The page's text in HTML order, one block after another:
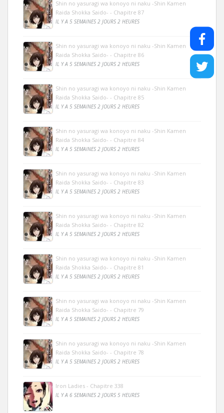
Shin no yasuragi wa konoyo ni naku -Shin Kamen
Raida Shokka Saido- - Chapitre 87
IL Y A 5 SEMAINES 2 JOURS 2 HEURES
Shin no yasuragi wa konoyo ni naku -Shin Kamen
Raida Shokka Saido- - Chapitre 86
IL Y A 5 SEMAINES 2 JOURS 2 HEURES
Shin no yasuragi wa konoyo ni naku -Shin Kamen
Raida Shokka Saido- - Chapitre 85
IL Y A 5 SEMAINES 2 JOURS 2 HEURES
Shin no yasuragi wa konoyo ni naku -Shin Kamen
Raida Shokka Saido- - Chapitre 84
IL Y A 5 SEMAINES 2 JOURS 2 HEURES
Shin no yasuragi wa konoyo ni naku -Shin Kamen
Raida Shokka Saido- - Chapitre 83
IL Y A 5 SEMAINES 2 JOURS 2 HEURES
Shin no yasuragi wa konoyo ni naku -Shin Kamen
Raida Shokka Saido- - Chapitre 82
IL Y A 5 SEMAINES 2 JOURS 2 HEURES
Shin no yasuragi wa konoyo ni naku -Shin Kamen
Raida Shokka Saido- - Chapitre 81
IL Y A 5 SEMAINES 2 JOURS 2 HEURES
Shin no yasuragi wa konoyo ni naku -Shin Kamen
Raida Shokka Saido- - Chapitre 79
IL Y A 5 SEMAINES 2 JOURS 2 HEURES
Shin no yasuragi wa konoyo ni naku -Shin Kamen
Raida Shokka Saido- - Chapitre 78
IL Y A 5 SEMAINES 2 JOURS 2 HEURES
Iron Ladies - Chapitre 338
IL Y A 6 SEMAINES 2 JOURS 5 HEURES